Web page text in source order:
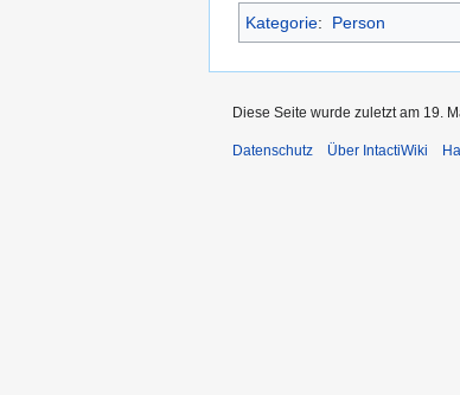
Kategorie: Person
Diese Seite wurde zuletzt am 19.
Datenschutz Über IntactiWiki